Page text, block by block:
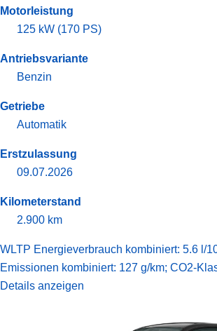
Motorleistung
125 kW (170 PS)
Antriebsvariante
Benzin
Getriebe
Automatik
Erstzulassung
09.07.2026
Kilometerstand
2.900 km
WLTP Energieverbrauch kombiniert: 5.6 l/
Emissionen kombiniert: 127 g/km; CO2-
Details anzeigen